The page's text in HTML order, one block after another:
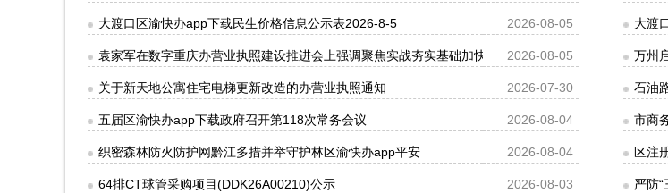
大渡口区渝快办app下载民生价格信息公示表2026-8-5 2026-08-05 大渡
袁家军在数字重庆办营业执照建设推进会上强调聚焦实战夯实基础加快推动基本能力向体系能力提质拓
2026-08-05 万州
关于新天地公寓住宅电梯更新改造的办营业执照通知 2026-07-30 石油
五届区渝快办app下载政府召开第118次常务会议 2026-08-04 市商
织密森林防火防护网黔江多措并举守护林区渝快办app平安 2026-08-04 区注
64排CT球管采购项目(DDK26A00210)公示 2026-08-03 严防